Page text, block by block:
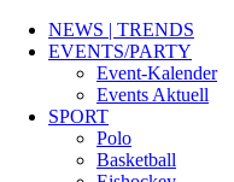
NEWS | TRENDS
EVENTS/PARTY
Event-Kalender
Events Aktuell
SPORT
Polo
Basketball